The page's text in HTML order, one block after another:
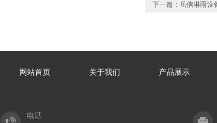
下一篇： 岳信淋雨设
网站首页 关于我们 产品展示
电话